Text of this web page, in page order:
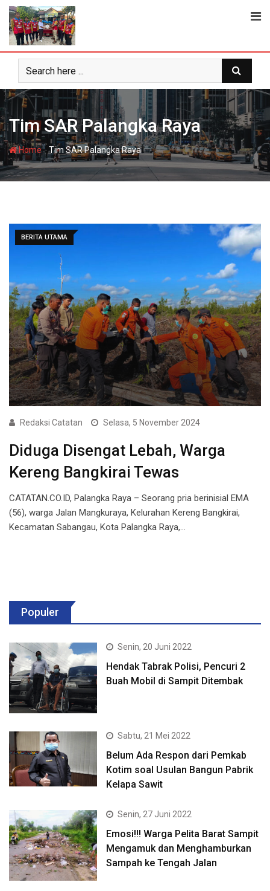
Skip
content
Tim SAR Palangka Raya
Home-Tim SAR Palangka Raya
BERITA UTAMA
Redaksi Catatan Selasa, 5 November 2024
Diduga Disengat Lebah, Warga
Kereng Bangkirai Tewas
CATATAN.CO.ID, Palangka Raya – Seorang pria berinisial EMA
(56), warga Jalan Mangkuraya, Kelurahan Kereng Bangkirai,
Kecamatan Sabangau, Kota Palangka Raya,…
Populer
Senin, 20 Juni 2022
Hendak Tabrak Polisi, Pencuri 2
Buah Mobil di Sampit Ditembak
Sabtu, 21 Mei 2022
Belum Ada Respon dari Pemkab
Kotim soal Usulan Bangun Pabrik
Kelapa Sawit
Senin, 27 Juni 2022
Emosi!!! Warga Pelita Barat Sampit
Mengamuk dan Menghamburkan
Sampah ke Tengah Jalan